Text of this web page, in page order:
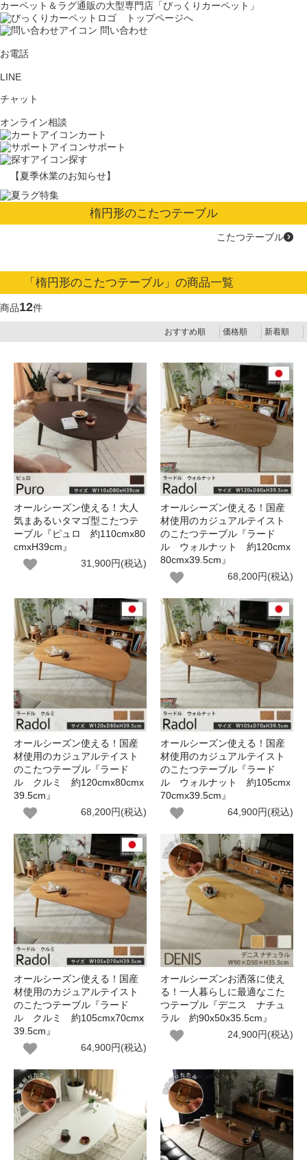
カーペット＆ラグ通販の大型専門店「びっくりカーペット」
問い合わせ
お電話
LINE
チャット
オンライン相談
カート
サポート
探す
【夏季休業のお知らせ】
楕円形のこたつテーブル
こたつテーブル
「楕円形のこたつテーブル」の商品一覧
商品12件
おすすめ順 価格順 新着順
オールシーズン使える！大人
気まあるいタマゴ型こたつテ
ーブル『ピュロ 約110cmx80
cmxH39cm』
31,900円(税込)
オールシーズン使える！国産
材使用のカジュアルテイスト
のこたつテーブル『ラード
ル ウォルナット 約120cmx
80cmx39.5cm』
68,200円(税込)
オールシーズン使える！国産
材使用のカジュアルテイスト
のこたつテーブル『ラード
ル クルミ 約120cmx80cmx
39.5cm』
68,200円(税込)
オールシーズン使える！国産
材使用のカジュアルテイスト
のこたつテーブル『ラード
ル ウォルナット 約105cmx
70cmx39.5cm』
64,900円(税込)
オールシーズン使える！国産
材使用のカジュアルテイスト
のこたつテーブル『ラード
ル クルミ 約105cmx70cmx
39.5cm』
64,900円(税込)
オールシーズンお洒落に使え
る！一人暮らしに最適なこた
つテーブル『デニス ナチュ
ラル 約90x50x35.5cm』
24,900円(税込)